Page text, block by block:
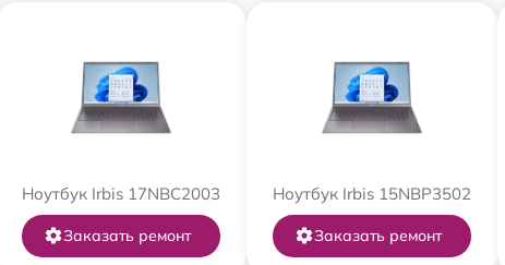
Ноутбук Irbis 17NBC2003
Заказать ремонт
Ноутбук Irbis 15NBP3502
Заказать ремонт